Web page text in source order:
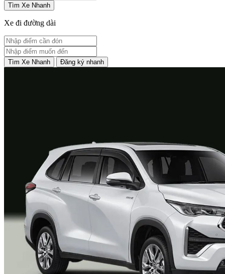
Tìm Xe Nhanh
Xe đi đường dài
Tìm Xe Nhanh Đăng ký nhanh